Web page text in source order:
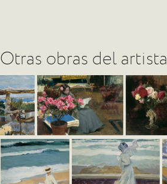
Otras obras del artista